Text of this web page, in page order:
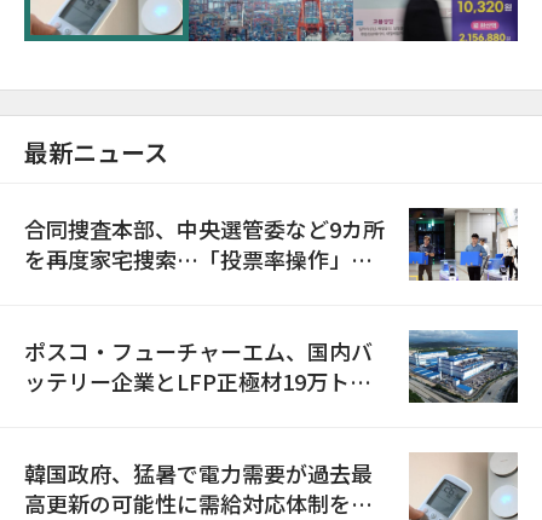
最新ニュース
合同捜査本部、中央選管委など9カ所
を再度家宅捜索…「投票率操作」の
ポスコ・フューチャーエム、国内バ
ッテリー企業とLFP正極材19万トン
韓国政府、猛暑で電力需要が過去最
高更新の可能性に需給対応体制を点